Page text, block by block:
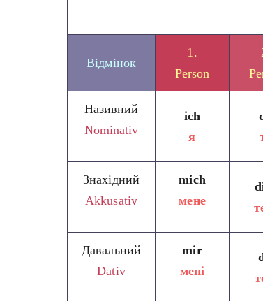
Відмінок
1.
Person
Називний
Nominativ
ich
я
Знахідний
Akkusativ
mich
мене
Давальний
Dativ
mir
мені